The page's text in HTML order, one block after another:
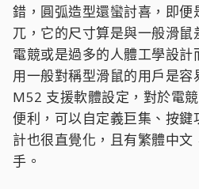
錯，圓弧造型還蠻討喜，即便
兀，它的尺寸算是與一般滑
電競或是過多的人體工學設
用一般對稱型滑鼠的用戶是
M52 支援軟體設定，對於電
便利，可以自定義巨集、按鍵
計也很直覺化，且有繁體中
手。